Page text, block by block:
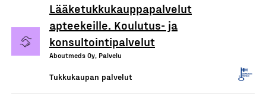
Lääketukkukauppapalvelut
apteekeille. Koulutus- ja
konsultointipalvelut
Aboutmeds Oy, Palvelu
Tukkukaupan palvelut